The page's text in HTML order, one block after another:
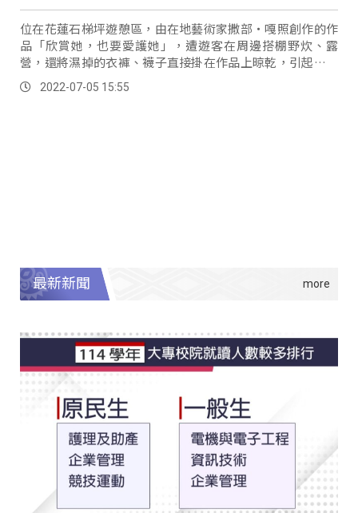
位在花蓮石梯坪遊憩區，由在地藝術家撒部‧嘎照創作的作
品「欣賞她，也要愛護她」，遭遊客在周邊搭棚野炊、露
營，還將濕掉的衣褲、襪子直接掛在作品上晾乾，引起當地
居民的抱怨。
2022-07-05 15:55
最新新聞